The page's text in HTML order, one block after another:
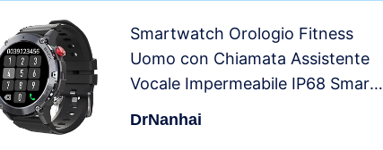
Smartwatch Orologio Fitness
Uomo con Chiamata Assistente
Vocale Impermeabile IP68 Smart
DrNanhai